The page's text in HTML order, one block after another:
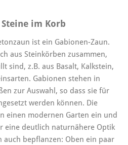
im Korb
ist ein Gabionen-Zaun.
aus Steinkörben zusammen,
sind, z.B. aus Basalt, Kalkstein,
Gabionen stehen in
zur Auswahl, so dass sie für
werden können. Die
einen modernen Garten ein und
eine deutlich naturnähere Optik
auch bepflanzen: Oben ein paar